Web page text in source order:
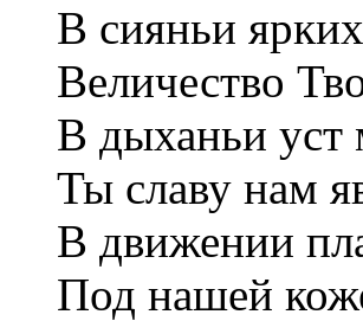
В сияньи ярких
Величество
В дыханьи уст
Ты славу нам
В движении
Под нашей